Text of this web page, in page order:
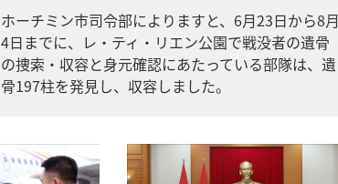
ホーチミン市司令部によりますと、6月23日から8
4日までに、レ・ティ・リエン公園で戦没者の遺骨
の捜索・収容と身元確認にあたっている部隊は、遺
骨197柱を発見し、収容しました。